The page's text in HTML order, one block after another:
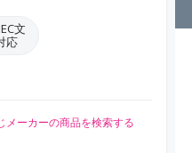
文
応
メーカーの商品を検索する